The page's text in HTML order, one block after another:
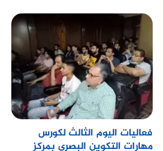
فعاليات اليوم الثالث لكورس
مهارات التكوين البصري بمركز